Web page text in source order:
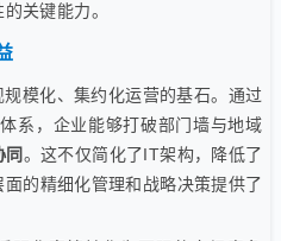
关键能力。
模化、集约化运营的基石。通过
系，企业能够打破部门墙与地域
同。这不仅简化了IT架构，降低了
的精细化管理和战略决策提供了